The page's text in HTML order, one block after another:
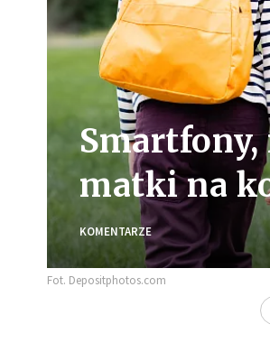
matki na
KOMENTARZE
Fot. Depositphotos.com